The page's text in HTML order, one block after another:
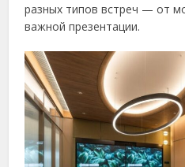
разных типов встреч — от
важной презентации.